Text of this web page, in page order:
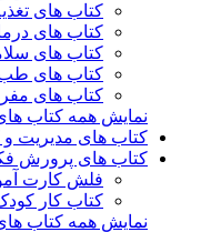
کتاب های
کتاب های
کتاب های
کتاب های
کتاب های
نمایش همه کتاب
کتاب های مدیریت
کتاب های پرورش
فلش کارت
کتاب کار
نمایش همه کتاب